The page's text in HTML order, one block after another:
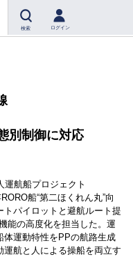
検索 ログイン
別制御に対応
航船プロジェクト
船“第二ほくれん丸”向
パイロットと避航ルート提
能の高度化を担当した。運
体運動特性をPPの航路生成
航と人による操船を両立す